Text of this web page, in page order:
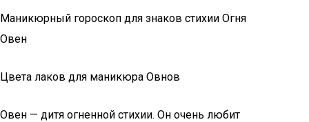
Маникюрный гороскоп для знаков стихии Огня
Овен
Цвета лаков для маникюра Овнов
Овен — дитя огненной стихии. Он очень любит